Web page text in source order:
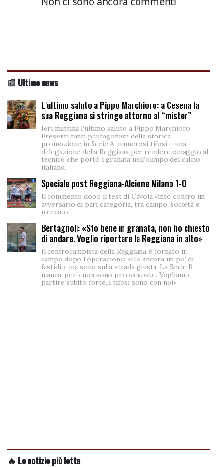
📰 Ultime news
L’ultimo saluto a Pippo Marchioro: a Cesena la
sua Reggiana si stringe attorno al “mister”
Ieri mattina l’ultimo saluto a Pippo Marchioro.
Presenti tanti protagonisti della storica
promozione in Serie A, numerosi tifosi e una
delegazione della Reggiana per rendere omaggio al
tecnico che portò i granata nell’olimpo del calcio
italiano.
Speciale post Reggiana-Alcione Milano 1-0
Il commento dopo il test di Cavola vinto contro un
avversario di pari categoria, tra campo, società e
mercato
Bertagnoli: «Sto bene in granata, non ho chiesto
di andare. Voglio riportare la Reggiana in alto»
Il centrocampista della Reggiana è tornato in
campo dopo l'operazione: «Ho ancora un po' di
fastidio, ma sono sulla strada giusta. La Serie B
manca, però non sono preoccupato. Vogliamo
partire subito forte, i tifosi sono con noi»
🔥 Le notizie più lette